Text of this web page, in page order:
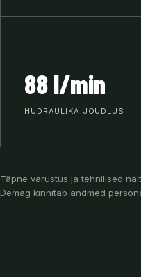
88 l/min
HÜDRAULIKA JÕUDLUS
Täpne varustus ja tehnilised
Demag kinnitab andmed